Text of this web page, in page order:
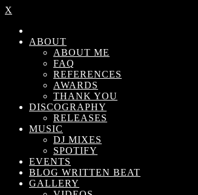
X
ABOUT
ABOUT ME
FAQ
REFERENCES
AWARDS
THANK YOU
DISCOGRAPHY
RELEASES
MUSIC
DJ MIXES
SPOTIFY
EVENTS
BLOG WRITTEN BEAT
GALLERY